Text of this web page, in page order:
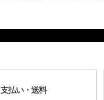
支払い・送料